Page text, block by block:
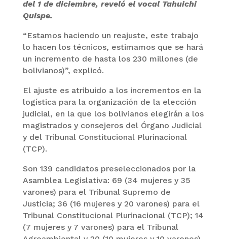
del 1 de diciembre, reveló el vocal Tahuichi
Quispe.
“Estamos haciendo un reajuste, este trabajo
lo hacen los técnicos, estimamos que se hará
un incremento de hasta los 230 millones (de
bolivianos)”, explicó.
El ajuste es atribuido a los incrementos en la
logística para la organización de la elección
judicial, en la que los bolivianos elegirán a los
magistrados y consejeros del Órgano Judicial
y del Tribunal Constitucional Plurinacional
(TCP).
Son 139 candidatos preseleccionados por la
Asamblea Legislativa: 69 (34 mujeres y 35
varones) para el Tribunal Supremo de
Justicia; 36 (16 mujeres y 20 varones) para el
Tribunal Constitucional Plurinacional (TCP); 14
(7 mujeres y 7 varones) para el Tribunal